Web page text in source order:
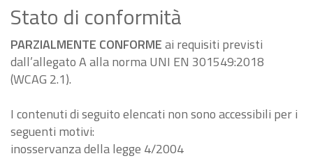
Stato di conformità
PARZIALMENTE CONFORMEai requisiti previsti
dall’allegato A alla norma UNI EN 301549:2018
(WCAG 2.1).
I contenuti di seguito elencati non sono accessibili per i
seguenti motivi:
inosservanza della legge 4/2004